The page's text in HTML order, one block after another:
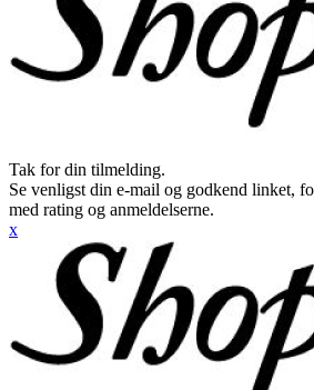
Tak for din tilmelding.
Se venligst din e-mail og godkend linket,
med rating og anmeldelserne.
x